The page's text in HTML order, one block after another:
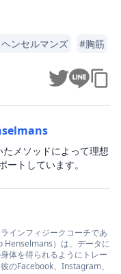
ンセルマンズ #胸筋
メソッドによって理想
トしています。
インフィジークコーチであ
Henselmans）は、データに
体を得られるようにトレー
のFacebook、 Instagram、